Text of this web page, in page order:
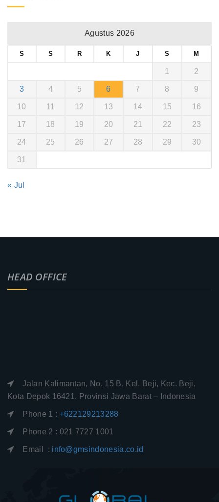
Agustus 2026
S S R K J S M
1 2
3 4 5 6 7 8 9
10 11 12 13 14 15 16
17 18 19 20 21 22 23
24 25 26 27 28 29 30
31
« Jul
HEAD OFFICE
Jalan Kalimantan, No. 15 B, Kel. Beji, Kec. Beji,
Kota Depok 16421. Provinsi Jawa Barat – Indonesia
Phone 1 : +622129213288
Phone 2 : 021 7727 1001
Email : info@gmsindonesia.co.id